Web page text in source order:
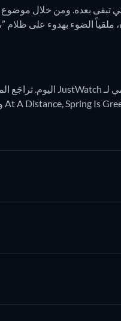
تبقى بعده. ومن خلال موضوع
الضوء بهدوء على ظلام